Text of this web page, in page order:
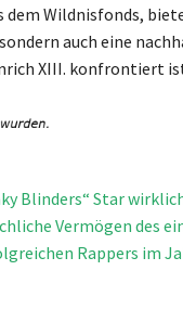
dem Wildnisfonds,
auch eine
XIII. konfrontiert
Blinders“ Star
Vermögen des
Rappers im